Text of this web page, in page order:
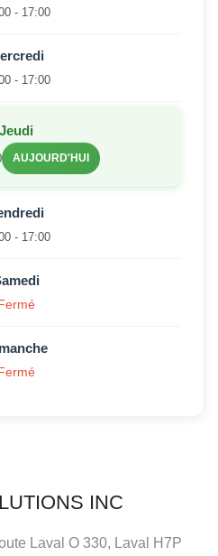
- 17:00
- 17:00
Jeudi
AUJOURD'HUI
- 17:00